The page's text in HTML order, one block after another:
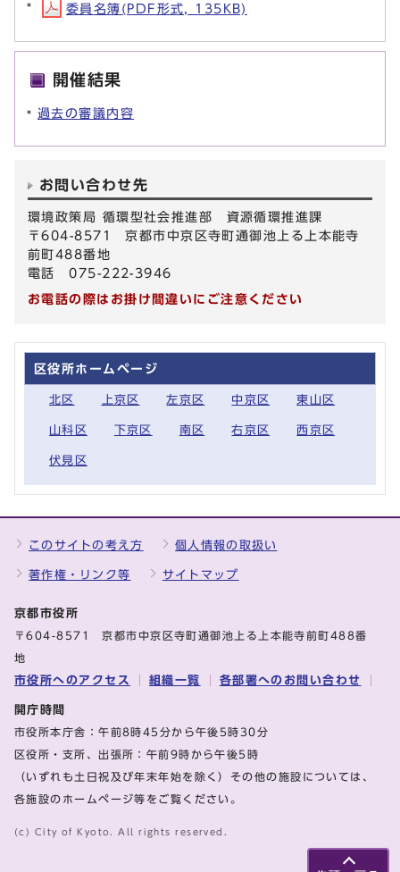
委員名簿(PDF形式, 135KB)
開催結果
過去の審議内容
お問い合わせ先
環境政策局 循環型社会推進部 資源循環推進課
〒604-8571 京都市中京区寺町通御池上る上本能寺
前町488番地
電話 075-222-3946
お電話の際はお掛け間違いにご注意ください
区役所ホームページ
北区 上京区 左京区 中京区 東山区
山科区 下京区 南区 右京区 西京区
伏見区
このサイトの考え方 個人情報の取扱い
著作権・リンク等 サイトマップ
京都市役所
〒604-8571 京都市中京区寺町通御池上る上本能寺前町488番
地
市役所へのアクセス 組織一覧 各部署へのお問い合わせ
開庁時間
市役所本庁舎：午前8時45分から午後5時30分
区役所・支所、出張所：午前9時から午後5時
（いずれも土日祝及び年末年始を除く）その他の施設については、
各施設のホームページ等をご覧ください。
(c) City of Kyoto. All rights reserved.